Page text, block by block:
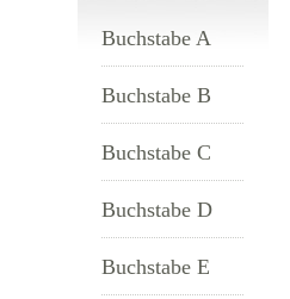
Buchstabe A
Buchstabe B
Buchstabe C
Buchstabe D
Buchstabe E